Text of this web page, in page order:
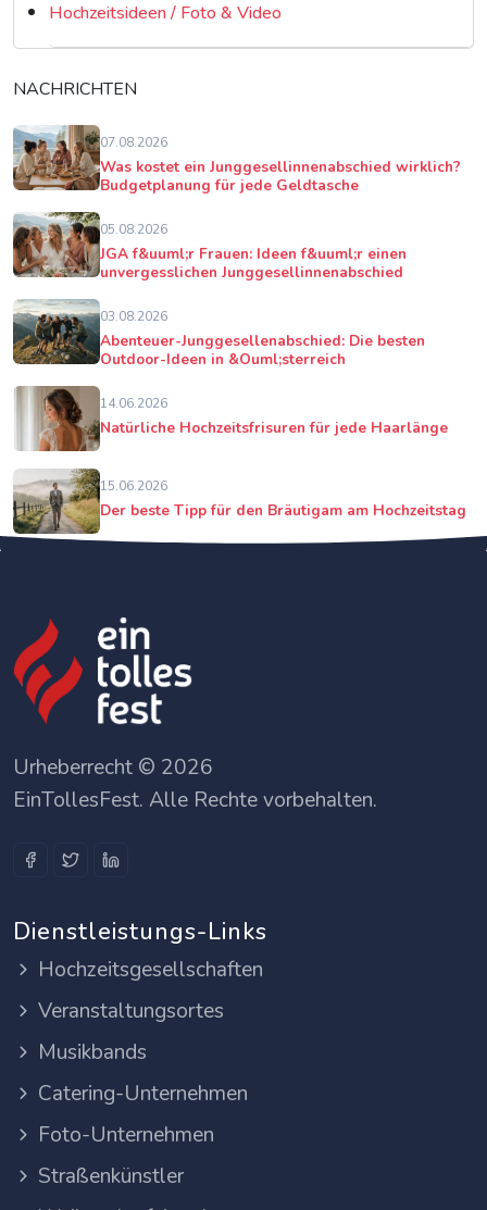
Hochzeitsideen / Foto & Video
NACHRICHTEN
07.08.2026
Was kostet ein Junggesellinnenabschied wirklich?
Budgetplanung für jede Geldtasche
05.08.2026
JGA f&uuml;r Frauen: Ideen f&uuml;r einen
unvergesslichen Junggesellinnenabschied
03.08.2026
Abenteuer-Junggesellenabschied: Die besten
Outdoor-Ideen in &Ouml;sterreich
14.06.2026
Natürliche Hochzeitsfrisuren für jede Haarlänge
15.06.2026
Der beste Tipp für den Bräutigam am Hochzeitstag
Urheberrecht © 2026
EinTollesFest. Alle Rechte vorbehalten.
Dienstleistungs-Links
Hochzeitsgesellschaften
Veranstaltungsortes
Musikbands
Catering-Unternehmen
Foto-Unternehmen
Straßenkünstler